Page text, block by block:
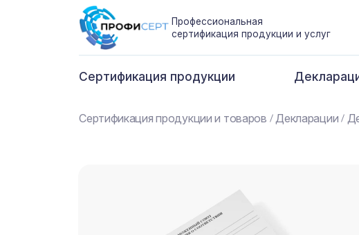
Профессиональная
сертификация продукции и услуг
Сертификация продукции
Сертификация продукции и товаров Декларации